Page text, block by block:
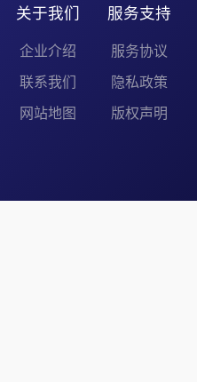
关于我们
企业介绍
联系我们
网站地图
服务支持
服务协议
隐私政策
版权声明